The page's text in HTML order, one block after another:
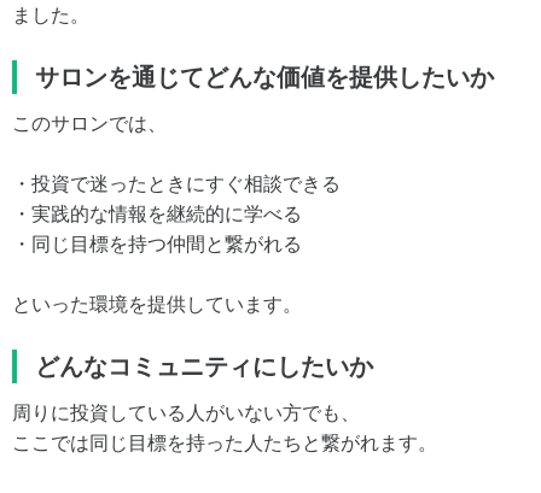
ました。
サロンを通じてどんな価値を提供したいか
このサロンでは、
・投資で迷ったときにすぐ相談できる
・実践的な情報を継続的に学べる
・同じ目標を持つ仲間と繋がれる
といった環境を提供しています。
どんなコミュニティにしたいか
周りに投資している人がいない方でも、
ここでは同じ目標を持った人たちと繋がれます。